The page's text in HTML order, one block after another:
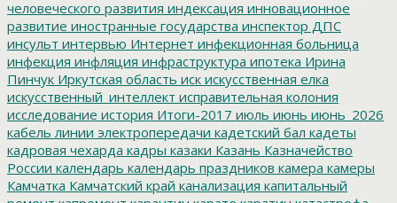
человеческого развития индексация инновационное
развитие иностранные государства инспектор ДПС
инсульт интервью Интернет инфекционная больница
инфекция инфляция инфраструктура ипотека Ирина
Пинчук Иркутская область иск искусственная елка
искусственный_интеллект исправительная колония
исследование история Итоги-2017 июль июнь июнь_2026
кабель линии электропередачи кадетский бал кадеты
кадровая чехарда кадры казаки Казань Казначейство
России календарь календарь праздников камера камеры
Камчатка Камчатский край канализация капитальный